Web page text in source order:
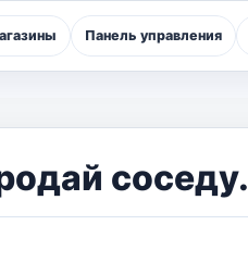
Панель управления
соседу.